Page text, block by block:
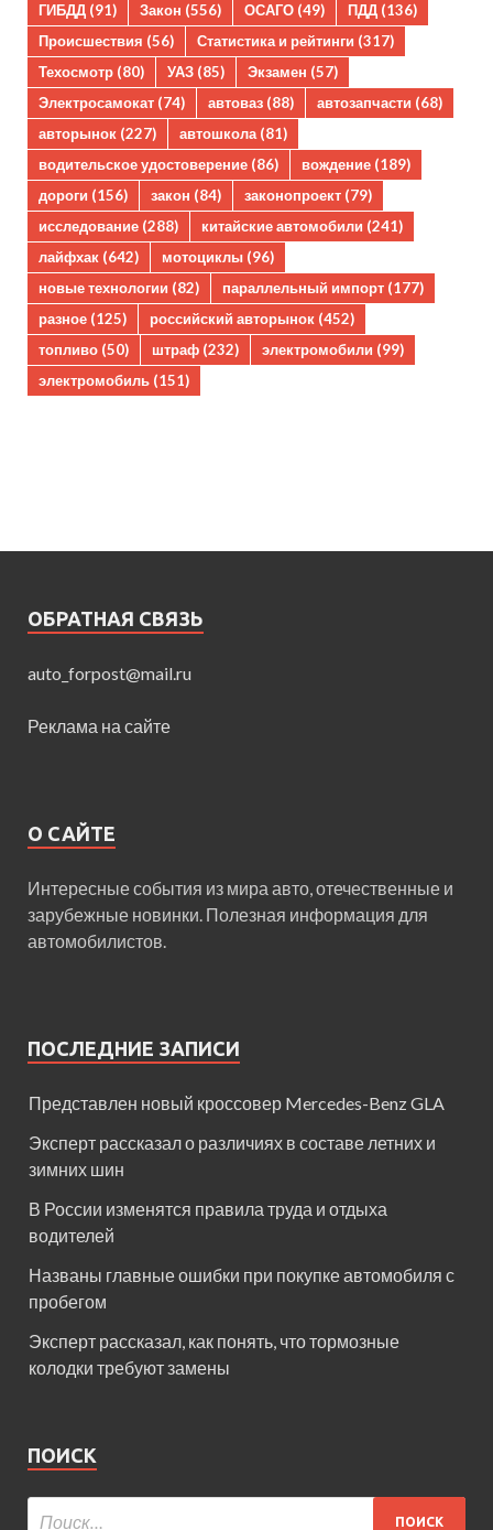
ГИБДД (91) Закон (556) ОСАГО (49) ПДД (136)
Происшествия (56) Статистика и рейтинги (317)
Техосмотр (80) УАЗ (85) Экзамен (57)
Электросамокат (74) автоваз (88) автозапчасти (68)
авторынок (227) автошкола(81)
водительское удостоверение (86) вождение (189)
дороги (156) закон (84) законопроект (79)
исследование (288) китайские автомобили (241)
лайфхак (642) мотоциклы (96)
новые технологии (82) параллельный импорт (177)
разное (125) российский авторынок (452)
топливо (50) штраф (232) электромобили (99)
электромобиль (151)
ОБРАТНАЯ СВЯЗЬ
auto_forpost@mail.ru
Реклама на сайте
О САЙТЕ
Интересные события из мира авто, отечественные и
зарубежные новинки. Полезная информация для
автомобилистов.
ПОСЛЕДНИЕ ЗАПИСИ
Представлен новый кроссовер Mercedes-Benz GLA
Эксперт рассказал о различиях в составе летних и
зимних шин
В России изменятся правила труда и отдыха
водителей
Названы главные ошибки при покупке автомобиля с
пробегом
Эксперт рассказал, как понять, что тормозные
колодки требуют замены
ПОИСК